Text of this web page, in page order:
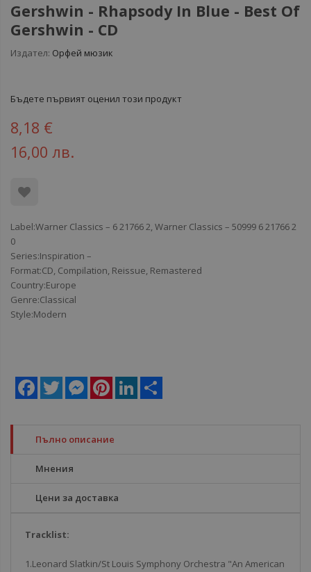
Gershwin - Rhapsody In Blue - Best Of
Gershwin - CD
Издател: Орфей мюзик
Бъдете първият оценил този продукт
8,18 €
16,00 лв.
Label:Warner Classics ‎– 6 21766 2, Warner Classics ‎– 50999 6 21766 2
0
Series:Inspiration –
Format:CD, Compilation, Reissue, Remastered
Country:Europe
Genre:Classical
Style:Modern
Facebook
Twitter MessengerPinterestLinkedIn
Пълно описание
Мнения
Цени за доставка
Tracklist:
1.Leonard Slatkin/St Louis Symphony Orchestra "An American